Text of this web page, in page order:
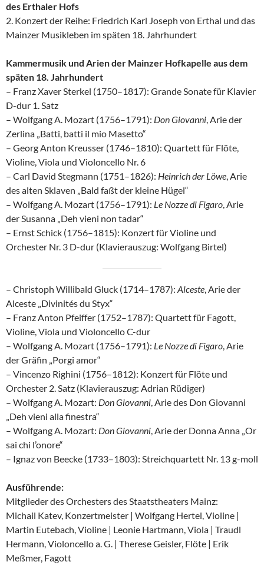
des Erthaler Hofs
2. Konzert der Reihe: Friedrich Karl Joseph von Erthal und das
Mainzer Musikleben im späten 18. Jahrhundert
Kammermusik und Arien der Mainzer Hofkapelle aus dem
späten 18. Jahrhundert
– Franz Xaver Sterkel (1750–1817): Grande Sonate für Klavier
D-dur 1. Satz
– Wolfgang A. Mozart (1756–1791): Don Giovanni, Arie der
Zerlina „Batti, batti il mio Masetto“
– Georg Anton Kreusser (1746–1810): Quartett für Flöte,
Violine, Viola und Violoncello Nr. 6
– Carl David Stegmann (1751–1826): Heinrich der Löwe, Arie
des alten Sklaven „Bald faßt der kleine Hügel“
– Wolfgang A. Mozart (1756–1791): Le Nozze di Figaro, Arie
der Susanna „Deh vieni non tadar“
– Ernst Schick (1756–1815): Konzert für Violine und
Orchester Nr. 3 D-dur (Klavierauszug: Wolfgang Birtel)
– Christoph Willibald Gluck (1714–1787): Alceste, Arie der
Alceste „Divinités du Styx“
– Franz Anton Pfeiffer (1752–1787): Quartett für Fagott,
Violine, Viola und Violoncello C-dur
– Wolfgang A. Mozart (1756–1791): Le Nozze di Figaro, Arie
der Gräfin „Porgi amor“
– Vincenzo Righini (1756–1812): Konzert für Flöte und
Orchester 2. Satz (Klavierauszug: Adrian Rüdiger)
– Wolfgang A. Mozart: Don Giovanni, Arie des Don Giovanni
„Deh vieni alla finestra“
– Wolfgang A. Mozart: Don Giovanni, Arie der Donna Anna „Or
sai chi l’onore“
– Ignaz von Beecke (1733–1803): Streichquartett Nr. 13 g-moll
Ausführende:
Mitglieder des Orchesters des Staatstheaters Mainz:
Michail Katev, Konzertmeister | Wolfgang Hertel, Violine |
Martin Eutebach, Violine | Leonie Hartmann, Viola | Traudl
Hermann, Violoncello a. G. | Therese Geisler, Flöte | Erik
Meßmer, Fagott